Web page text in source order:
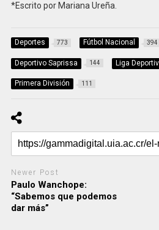
*Escrito por Mariana Ureña.
Deportes 773 Fútbol Nacional 394
Deportivo Saprissa 144 Liga
Primera División 111
Newer Post
Paulo Wanchope:
“Sabemos que podemos
dar más”